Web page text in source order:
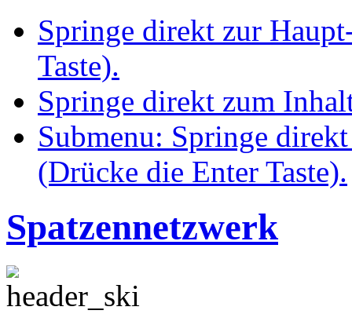
Springe direkt zur
Taste).
Springe direkt zum
Submenu: Springe
(Drücke die Enter Taste).
Spatzennetzwerk